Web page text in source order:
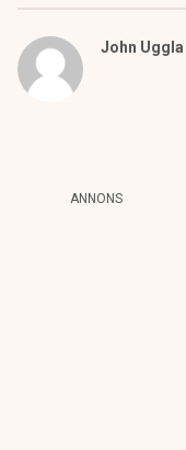
John Uggla
ANNONS